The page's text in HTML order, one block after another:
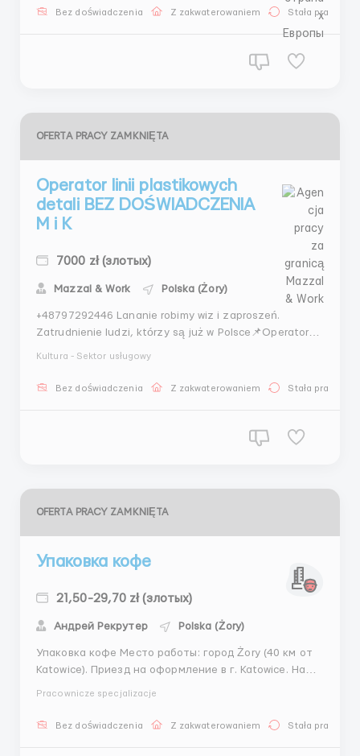
zł/netto в час; • для мужчины студента 29 zł/netto в
Bez doświadczenia Z zakwaterowaniem Stała praca
OFERTA PRACY ZAMKNIĘTA
Operator linii plastikowych
detali BEZ DOŚWIADCZENIA
M i K
7000 zł (злотых)
Mazzal & Work Polska (Żory)
+48797292446 Lananie robimy wiz i zaproszeń.
Zatrudnienie ludzi, którzy są już w Polsce📌Operator
polskiego 💸Wynagrodzenie od 7000 nettoStawka: 26
Kultura - Sektor usługowy
Bez doświadczenia Z zakwaterowaniem Stała praca
OFERTA PRACY ZAMKNIĘTA
Упаковка кофе
21,50-29,70 zł (злотых)
Андрей Рекрутер Polska (Żory)
Упаковка кофе Место работы: город Żory (40 км от
Katowice). Приезд на оформление в г. Katowice. На
zł/netto в час; • для мужчины студента 29 zł/netto в
Pracownicze specjalizacje
Bez doświadczenia Z zakwaterowaniem Stała praca